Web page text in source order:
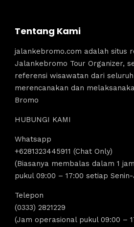
Tentang Kami
jalankebromo.com adalah situs
Jalankebromo Tour Organizer,
referensi wisawatan dari
merencanakan dan
Bromo
HUBUNGI KAMI
Whatsapp
+6281323445911 (Chat Only)
(Biasanya membalas dalam 1
pukul 09:00 – 17:00 setiap
Telepon
(0333) 2821229
(Jam operasional pukul 09:00 –